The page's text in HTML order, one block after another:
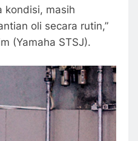
kondisi, masih
oli secara rutin,”
(Yamaha STSJ).